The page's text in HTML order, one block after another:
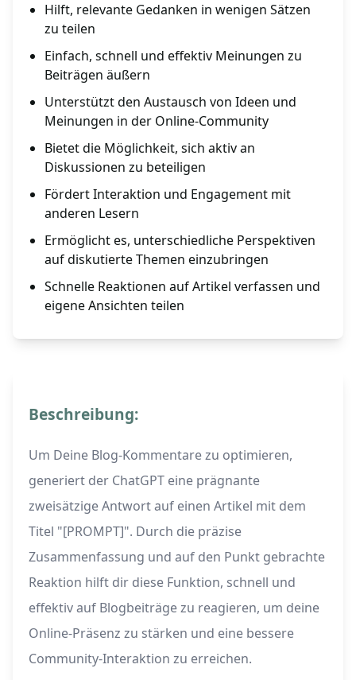
Hilft, relevante Gedanken in wenigen Sätzen
zu teilen
Einfach, schnell und effektiv Meinungen zu
Beiträgen äußern
Unterstützt den Austausch von Ideen und
Meinungen in der Online-Community
Bietet die Möglichkeit, sich aktiv an
Diskussionen zu beteiligen
Fördert Interaktion und Engagement mit
anderen Lesern
Ermöglicht es, unterschiedliche Perspektiven
auf diskutierte Themen einzubringen
Schnelle Reaktionen auf Artikel verfassen und
eigene Ansichten teilen
Beschreibung:
Um Deine Blog-Kommentare zu optimieren,
generiert der ChatGPT eine prägnante
zweisätzige Antwort auf einen Artikel mit dem
Titel "[PROMPT]". Durch die präzise
Zusammenfassung und auf den Punkt gebrachte
Reaktion hilft dir diese Funktion, schnell und
effektiv auf Blogbeiträge zu reagieren, um deine
Online-Präsenz zu stärken und eine bessere
Community-Interaktion zu erreichen.